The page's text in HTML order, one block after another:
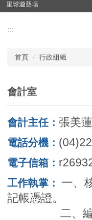
星球遊藝場
大智園
:::
首頁 行政組織
會計室
會計主任： 張美蓮
電話分機：
電子信箱：
工作執掌： 一、
記帳憑證。
二、編製